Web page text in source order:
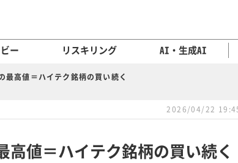
ー リスキリング AI・生成AI
最高値＝ハイテク銘柄の買い続く
2026/04/22
高値＝ハイテク銘柄の買い続く